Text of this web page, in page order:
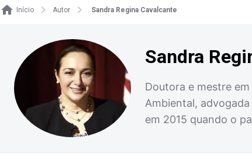
Início Autor Sandra Regina Cavalcante
Sandra
Doutora e mestre
Ambiental,
em 2015 quando o